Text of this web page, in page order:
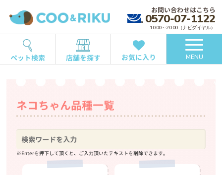
お問い合わせはこちら
0570-07-1122
10:00～20:00（ナビダイヤル）
ペット検索 店舗を探す お気に入り MENU
ネコちゃん品種一覧
※Enterを押下して頂くと、ご入力頂いたテキストを削除できます。